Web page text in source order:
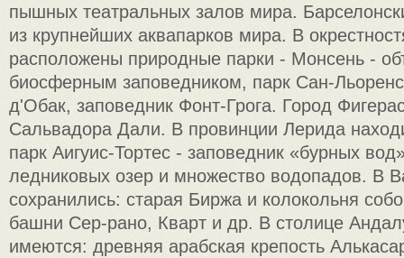
пышных театральных залов мира.
из крупнейших аквапарков мира. В
расположены природные парки - Монсень -
биосферным заповедником, парк Сан-
д'Обак, заповедник Фонт-Грога. Город
Сальвадора Дали. В провинции Лерида
парк Аигуис-Тортес - заповедник «бурных
ледниковых озер и множество водопадов. В
сохранились: старая Биржа и колокольня
башни Сер-рано, Кварт и др. В столице
имеются: древняя арабская крепость